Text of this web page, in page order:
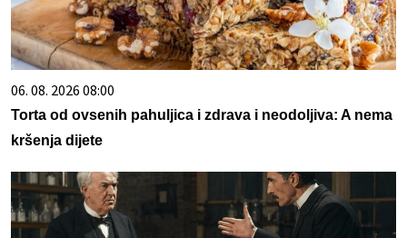
06. 08. 2026 08:00
Torta od ovsenih pahuljica i zdrava i neodoljiva: A nema
kršenja dijete